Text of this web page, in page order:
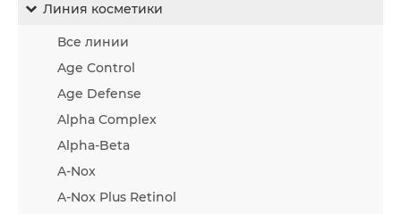
Линия косметики
Все линии
Age Control
Age Defense
Alpha Complex
Alpha-Beta
A-Nox
A-Nox Plus Retinol